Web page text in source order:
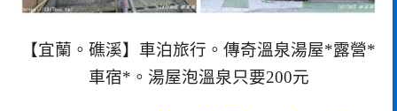
【宜蘭。礁溪】車泊旅行。傳奇溫泉湯屋*露營*
車宿*。湯屋泡溫泉只要200元